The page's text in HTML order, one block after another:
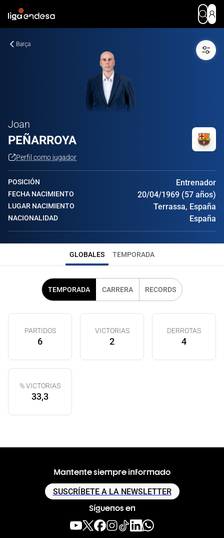
Barça
Joan
PEÑARROYA
Perfil como jugador
POSICIÓN Entrenador
FECHA NACIMIENTO 20/04/1969 (57 años)
LUGAR NACIMIENTO Terrassa, España
NACIONALIDAD España
GLOBALES TEMPORADA
TEMPORADA CARRERA RECORDS
PARTIDOS
6
VICTORIAS
2
DERROTAS
4
% VICTORIAS
33,3
Mantente siempre informado
SUSCRÍBETE A LA NEWSLETTER
Síguenos en